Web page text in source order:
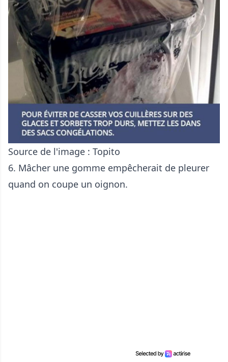
Source de l'image : Topito
6. Mâcher une gomme empêcherait de pleurer
quand on coupe un oignon.